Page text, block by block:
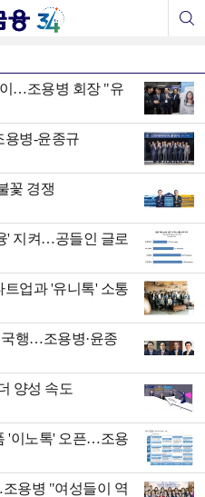
…조용병 회장 "유
용병-윤종규
꽃 경쟁
' 지켜…공들인 글로
업과 '유니톡' 소통
행…조용병·윤종
양성 속도
'이노톡' 오픈…조용
용병 "여성들이 역